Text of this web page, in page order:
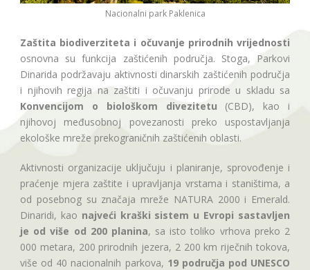
Nacionalni park Paklenica
Zaštita biodiverziteta i očuvanje prirodnih vrijednosti
osnovna su funkcija zaštićenih područja. Stoga, Parkovi
Dinarida podržavaju aktivnosti dinarskih zaštićenih područja
i njihovih regija na zaštiti i očuvanju prirode u skladu sa
Konvencijom o biološkom divezitetu (CBD), kao i
njihovoj međusobnoj povezanosti preko uspostavljanja
ekološke mreže prekograničnih zaštićenih oblasti.
Aktivnosti organizacije uključuju i planiranje, sprovođenje i
praćenje mjera zaštite i upravljanja vrstama i staništima, a
od posebnog su značaja mreže NATURA 2000 i Emerald.
Dinaridi, kao najveći kraški sistem u Evropi sastavljen
je od više od 200 planina, sa isto toliko vrhova preko 2
000 metara, 200 prirodnih jezera, 2 200 km riječnih tokova,
više od 40 nacionalnih parkova, 19 područja pod UNESCO